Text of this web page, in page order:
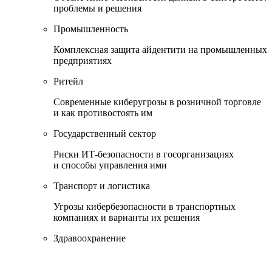
проблемы и решения
Промышленность
Комплексная защита айдентити на промышленных
предприятиях
Ритейл
Современные киберугрозы в розничной торговле
и как противостоять им
Государственный сектор
Риски ИТ-безопасности в госорганизациях
и способы управления ими
Транспорт и логистика
Угрозы кибербезопасности в транспортных
компаниях и варианты их решения
Здравоохранение